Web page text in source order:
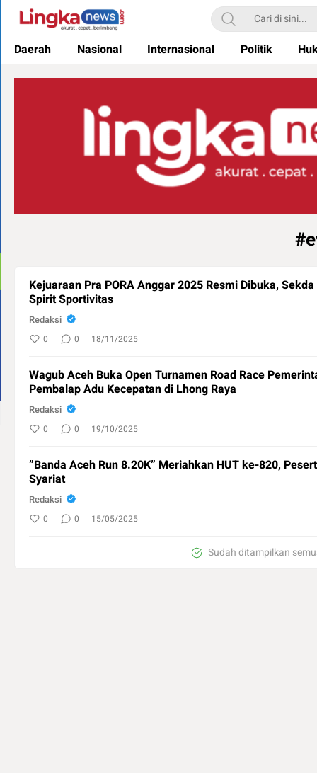
Lingkanews
Akurat. Cepat & Berimbang
Daerah Nasional Internasional Politik
Kejuaraan Pra PORA Anggar 2025 Resmi Dibuka,
Spirit Sportivitas
Redaksi
0 0 18/11/2025
Wagub Aceh Buka Open Turnamen Road Race
Pembalap Adu Kecepatan di Lhong Raya
Redaksi
0 0 19/10/2025
”Banda Aceh Run 8.20K” Meriahkan HUT ke-820,
Syariat
Redaksi
0 0 15/05/2025
Sudah ditampilkan